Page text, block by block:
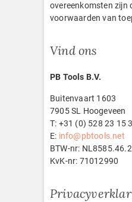
overeenkomsten zijn
voorwaarden van
Vind ons
PB
Buitenvaart 1603
7905 SL Hoogeveen
T: +31 (0) 528 23 15
E: info@pbtools.net
BTW-nr:
KvK-nr: 71012990